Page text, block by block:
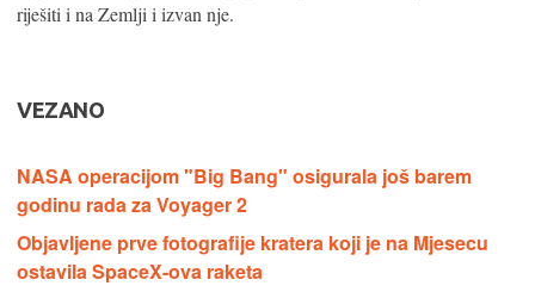
riješiti i na Zemlji i izvan nje.
VEZANO
NASA operacijom "Big Bang" osigurala još barem
godinu rada za Voyager 2
Objavljene prve fotografije kratera koji je na Mjesecu
ostavila SpaceX-ova raketa